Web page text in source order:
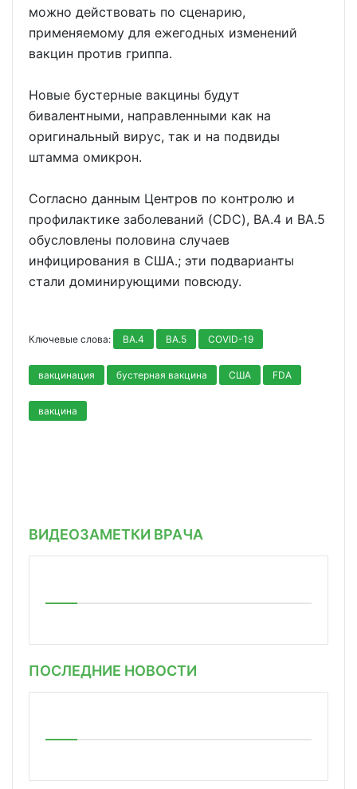
можно действовать по сценарию,
применяемому для ежегодных изменений
вакцин против гриппа.
Новые бустерные вакцины будут
бивалентными, направленными как на
оригинальный вирус, так и на подвиды
штамма омикрон.
Согласно данным Центров по контролю и
профилактике заболеваний (CDC), BA.4 и BA.5
обусловлены половина случаев
инфицирования в США.; эти подварианты
стали доминирующими повсюду.
Ключевые слова: BA.4 BA.5 COVID-19
вакцинация бустерная вакцина США FDA
вакцина
ВИДЕОЗАМЕТКИ ВРАЧА
ПОСЛЕДНИЕ НОВОСТИ